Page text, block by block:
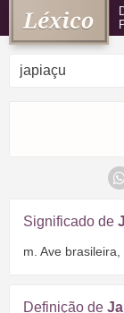
Significado de
m. Ave brasileira,
Definição de